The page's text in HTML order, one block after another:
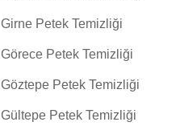
Girne Petek Temizliği
Görece Petek Temizliği
Göztepe Petek Temizliği
Gültepe Petek Temizliği